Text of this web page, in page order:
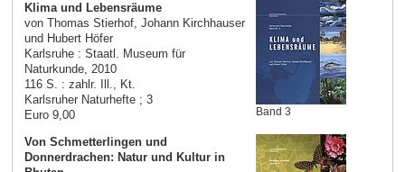
Band 3
Klima und Lebensräume
von Thomas Stierhof, Johann Kirchhauser
und Hubert Höfer
Karlsruhe : Staatl. Museum für
Naturkunde, 2010
116 S. : zahlr. Ill., Kt.
Karlsruher Naturhefte ; 3
Euro 9,00
Von Schmetterlingen und
Donnerdrachen: Natur und Kultur in